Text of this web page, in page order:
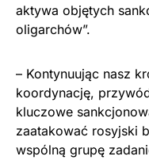
aktywa objętych
oligarchów”.
– Kontynuując nasz
koordynację,
kluczowe
zaatakować rosyjski
wspólną grupę